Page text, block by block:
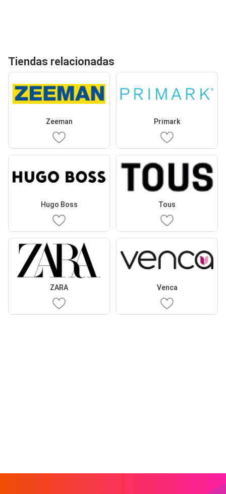
Tiendas relacionadas
Zeeman Primark
Hugo Boss Tous
ZARA Venca